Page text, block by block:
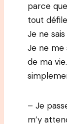
parce
tout
Je ne
Je ne me
de ma
– Je
m’y